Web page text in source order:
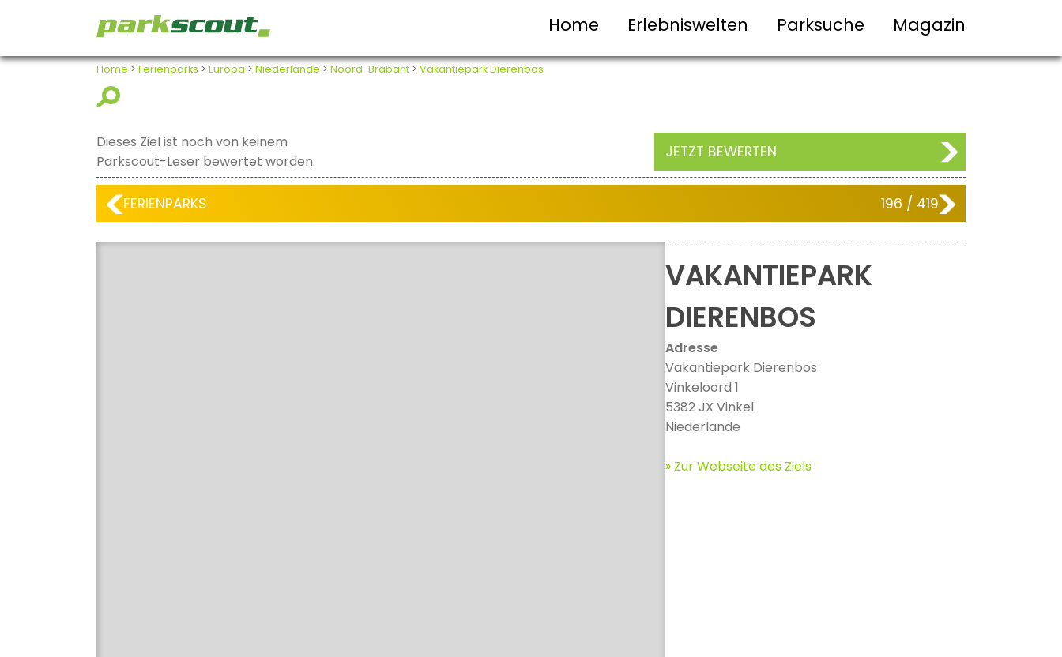
Home Erlebniswelten Parksuche Magazin
Home > Ferienparks > Europa > Niederlande > Noord-Brabant > Vakantiepark Dierenbos
Dieses Ziel ist noch von keinem
Parkscout-Leser bewertet worden.
JETZT BEWERTEN
FERIENPARKS 196 / 419
VAKANTIEPARK
DIERENBOS
Adresse
Vakantiepark Dierenbos
Vinkeloord 1
5382 JX Vinkel
Niederlande
» Zur Webseite des Ziels